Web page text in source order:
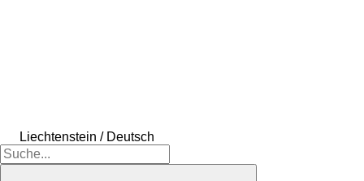
Liechtenstein / Deutsch